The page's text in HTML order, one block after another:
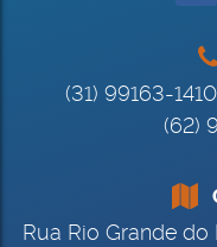
(31) 99163-1410
(62)
Rua Rio Grande do